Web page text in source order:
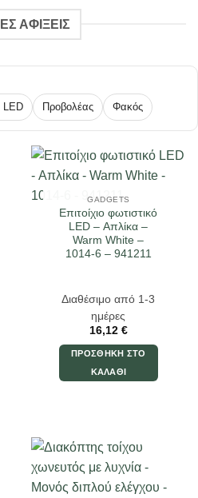
ΑΦΙΞΕΙΣ
Προβολέας Φακός
GADGETS
Επιτοίχιο φωτιστικό
LED – Απλίκα –
Warm White –
1014-6 – 941211
Διαθέσιμο από 1-3
ημέρες
16,12 €
ΠΡΟΣΘΉΚΗ ΣΤΟ
ΚΑΛΆΘΙ